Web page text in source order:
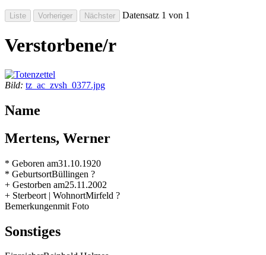
Datensatz 1 von 1
Verstorbene/r
Bild: tz_ac_zvsh_0377.jpg
Name
Mertens, Werner
* Geboren am31.10.1920
* GeburtsortBüllingen ?
+ Gestorben am25.11.2002
+ Sterbeort | WohnortMirfeld ?
Bemerkungenmit Foto
Sonstiges